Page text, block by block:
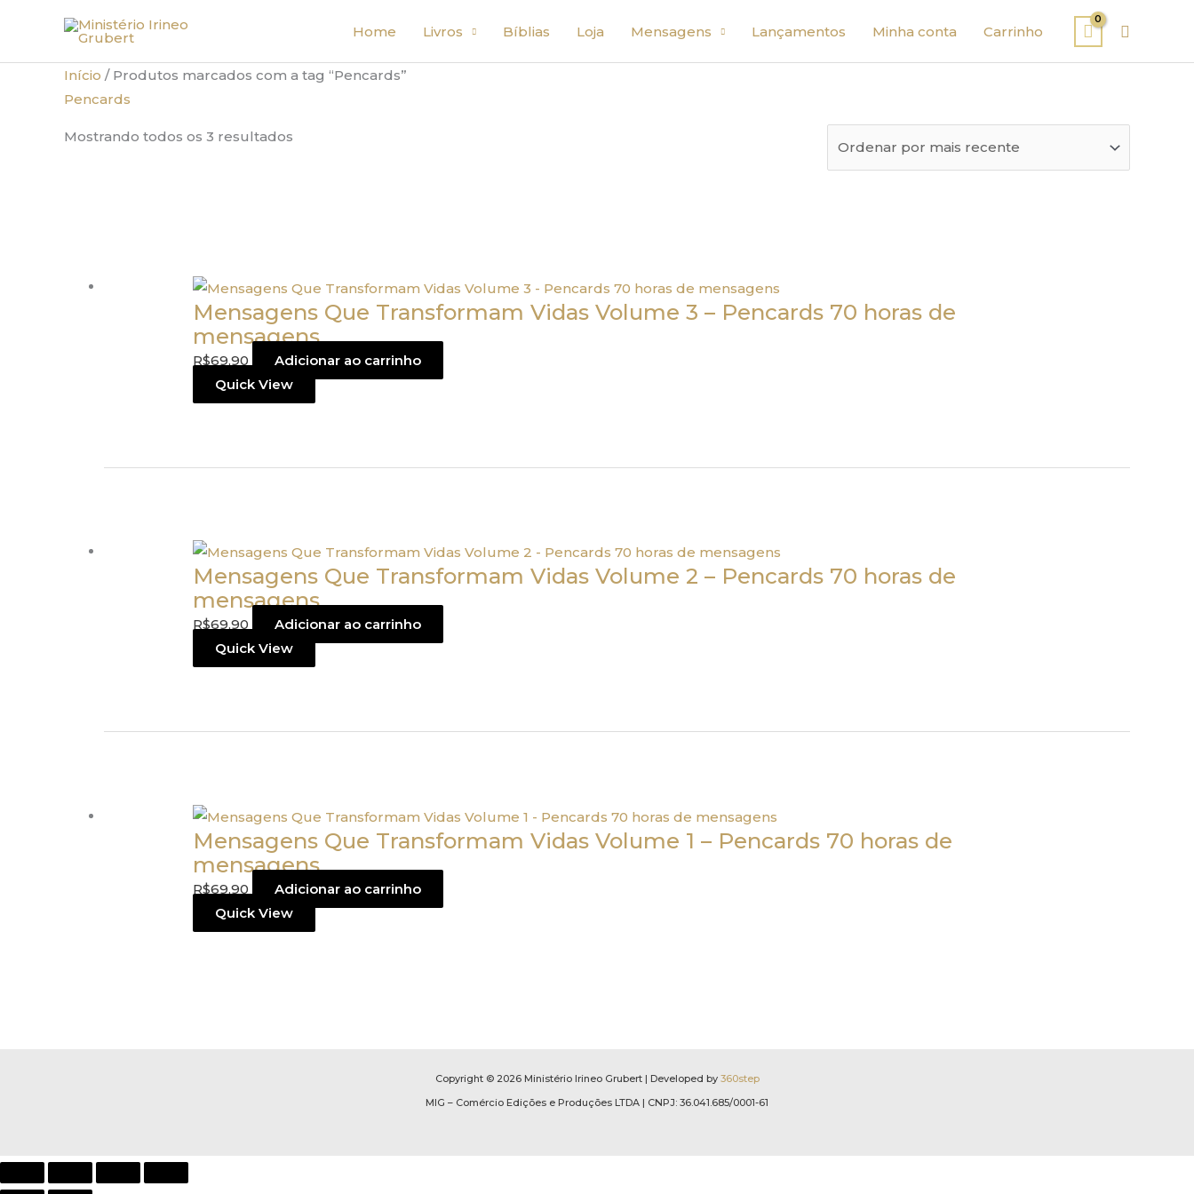
o
conteúdo
Home Livros Bíblias Loja Mensagens Lançamentos Minha conta Carrinho
Início / Produtos marcados com a tag “Pencards”
Pencards
Mostrando todos os 3 resultados
Mensagens Que Transformam Vidas Volume 3 – Pencards 70 horas de
mensagens
R$69,90
Adicionar ao carrinho
Quick View
Mensagens Que Transformam Vidas Volume 2 – Pencards 70 horas de
mensagens
R$69,90
Adicionar ao carrinho
Quick View
Mensagens Que Transformam Vidas Volume 1 – Pencards 70 horas de
mensagens
R$69,90
Adicionar ao carrinho
Quick View
Copyright © 2026 Ministério Irineo Grubert | Developed by 360step
MIG – Comércio Edições e Produções LTDA | CNPJ: 36.041.685/0001-61